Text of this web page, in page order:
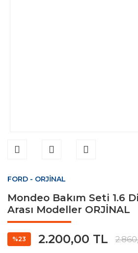
FORD - ORJİNAL
Mondeo Bakım Seti 1.6
Arası Modeller ORJİNAL
%23 2.200,00 TL